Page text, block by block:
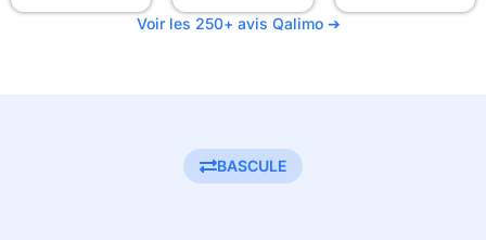
Voir les 250+ avis Qalimo ➔
BASCULE